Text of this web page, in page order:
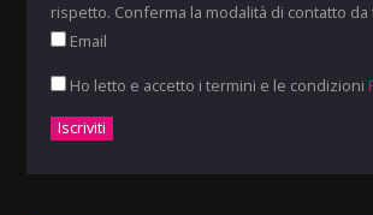
rispetto. Conferma la modalità di contatto
Email
Ho letto e accetto i termini e le condizioni